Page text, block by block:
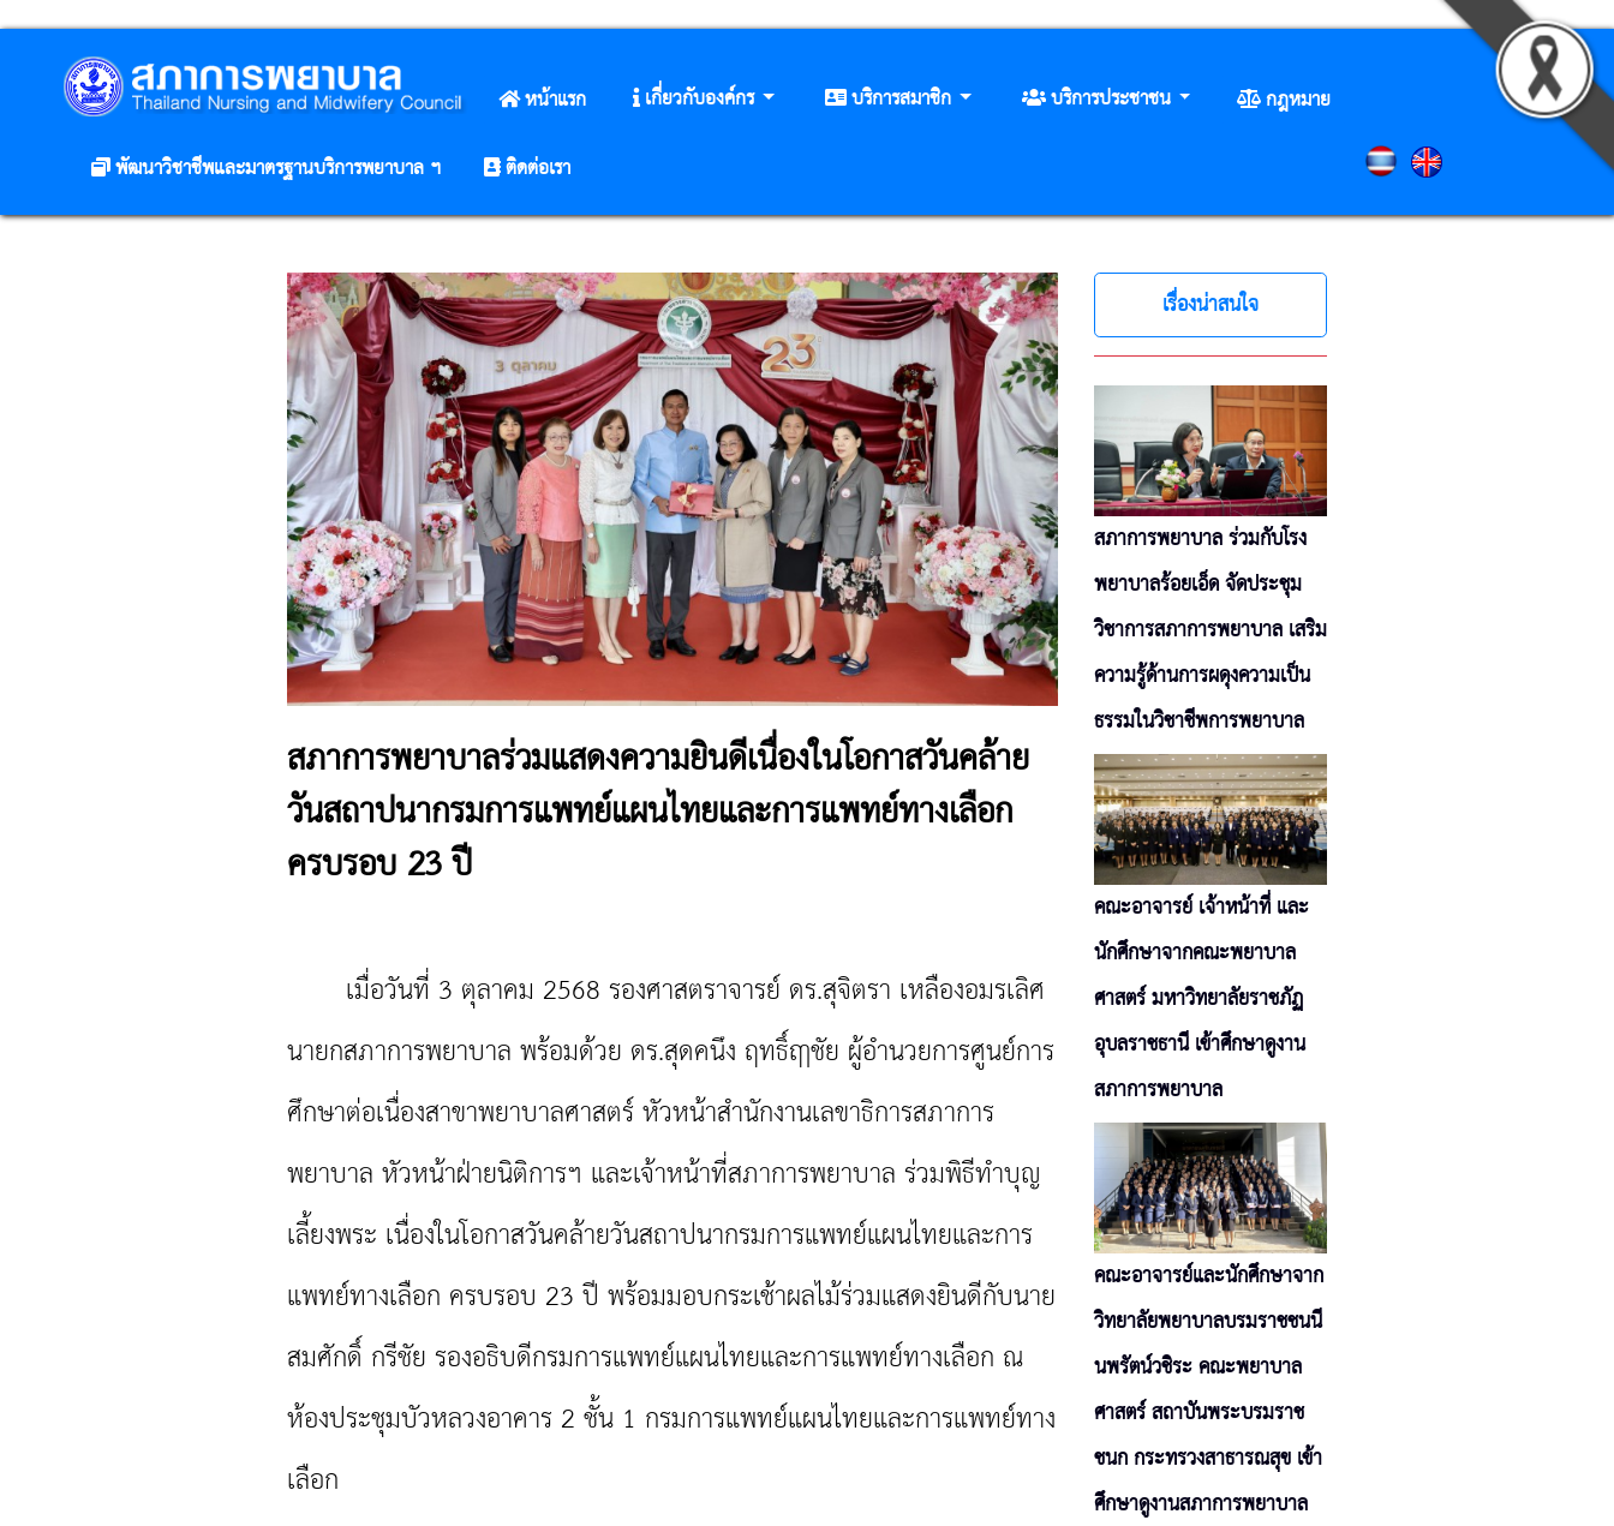
หน้าแรก เกี่ยวกับองค์กร บริการสมาชิก บริการประชาชน
กฎหมาย
พัฒนาวิชาชีพและมาตรฐานบริการพยาบาล ฯ
ติดต่อเรา
สภาการพยาบาลร่วมแสดงความยินดีเนื่องในโอกาสวันคล้าย
วันสถาปนากรมการแพทย์แผนไทยและการแพทย์ทางเลือก
ครบรอบ 23 ปี
เมื่อวันที่ 3 ตุลาคม 2568 รองศาสตราจารย์ ดร.สุจิตรา เหลืองอมรเลิศ
นายกสภาการพยาบาล พร้อมด้วย ดร.สุดคนึง ฤทธิ์ฤาชัย ผู้อำนวยการศูนย์การ
ศึกษาต่อเนื่องสาขาพยาบาลศาสตร์ หัวหน้าสำนักงานเลขาธิการสภาการ
พยาบาล หัวหน้าฝ่ายนิติการฯ และเจ้าหน้าที่สภาการพยาบาล ร่วมพิธีทำบุญ
เลี้ยงพระ เนื่องในโอกาสวันคล้ายวันสถาปนากรมการแพทย์แผนไทยและการ
แพทย์ทางเลือก ครบรอบ 23 ปี พร้อมมอบกระเช้าผลไม้ร่วมแสดงยินดีกับนาย
สมศักดิ์ กรีชัย รองอธิบดีกรมการแพทย์แผนไทยและการแพทย์ทางเลือก ณ
ห้องประชุมบัวหลวงอาคาร 2 ชั้น 1 กรมการแพทย์แผนไทยและการแพทย์ทาง
เลือก
เรื่องน่าสนใจ
สภาการพยาบาล ร่วมกับโรง
พยาบาลร้อยเอ็ด จัดประชุม
วิชาการสภาการพยาบาล เสริม
ความรู้ด้านการผดุงความเป็น
ธรรมในวิชาชีพการพยาบาล
คณะอาจารย์ เจ้าหน้าที่ และ
นักศึกษาจากคณะพยาบาล
ศาสตร์ มหาวิทยาลัยราชภัฏ
อุบลราชธานี เข้าศึกษาดูงาน
สภาการพยาบาล
คณะอาจารย์และนักศึกษาจาก
วิทยาลัยพยาบาลบรมราชชนนี
นพรัตน์วชิระ คณะพยาบาล
ศาสตร์ สถาบันพระบรมราช
ชนก กระทรวงสาธารณสุข เข้า
ศึกษาดูงานสภาการพยาบาล